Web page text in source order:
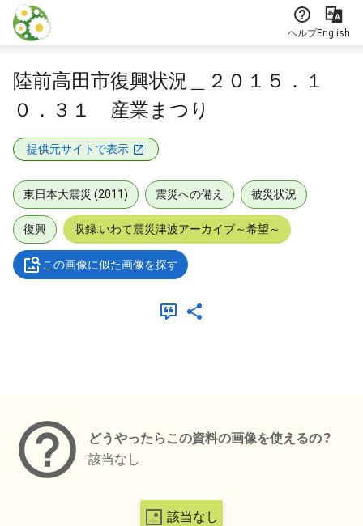
本文に飛ぶ
ヘルプEnglish
陸前高田市復興状況＿２０１５．１
０．３１ 産業まつり
提供元サイトで表示
東日本大震災 (2011) 震災への備え 被災状況
復興 収録:いわて震災津波アーカイブ～希望～
この画像に似た画像を探す
どうやったらこの資料の画像を使えるの？
該当なし
該当なし